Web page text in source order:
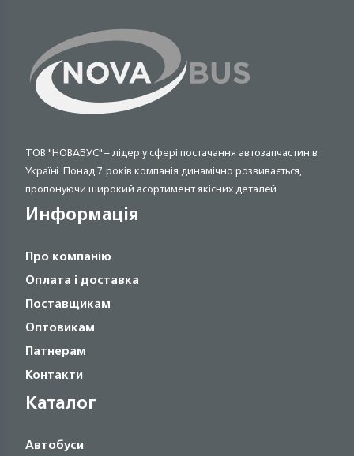
ТОВ "НОВАБУС" – лідер у сфері постачання автозапчастин в
Україні. Понад 7 років компанія динамічно розвивається,
пропонуючи широкий асортимент якісних деталей.
Информація
Про компанію
Оплата і доставка
Поставщикам
Оптовикам
Патнерам
Контакти
Каталог
Автобуси